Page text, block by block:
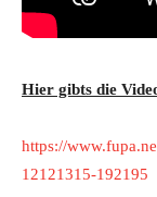
Hier gibts die
https://
12121315-192195